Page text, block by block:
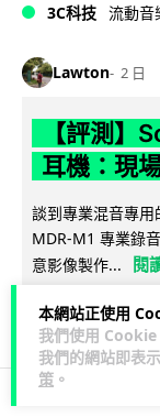
本網站正使用
我們使用 Cookie
我們的網站即表
策 。
3C科技 流動音
Lawton 2 日
【評測】
耳機：現
談到專業混音專
MDR-M1 專業錄
意影像製作...
閱
39 5↗